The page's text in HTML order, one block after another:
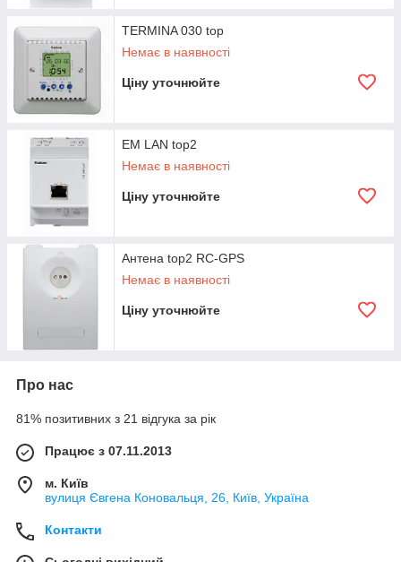
TERMINA 030 top
Немає в наявності
Ціну уточнюйте
EM LAN top2
Немає в наявності
Ціну уточнюйте
Антена top2 RC-GPS
Немає в наявності
Ціну уточнюйте
Про нас
81% позитивних з 21 відгука за рік
Працює з 07.11.2013
м. Київ
вулиця Євгена Коновальця, 26, Київ, Україна
Контакти